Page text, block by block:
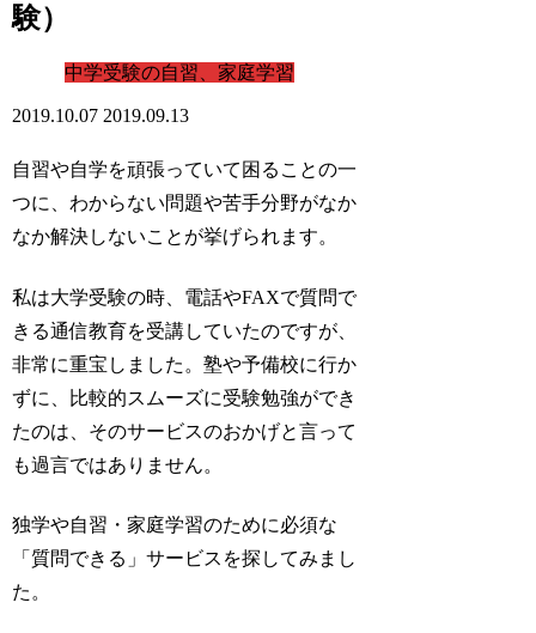
験）
中学受験の自習、家庭学習
2019.10.07 2019.09.13
自習や自学を頑張っていて困ることの一
つに、わからない問題や苦手分野がなか
なか解決しないことが挙げられます。
私は大学受験の時、電話やFAXで質問で
きる通信教育を受講していたのですが、
非常に重宝しました。塾や予備校に行か
ずに、比較的スムーズに受験勉強ができ
たのは、そのサービスのおかげと言って
も過言ではありません。
独学や自習・家庭学習のために必須な
「質問できる」サービスを探してみまし
た。